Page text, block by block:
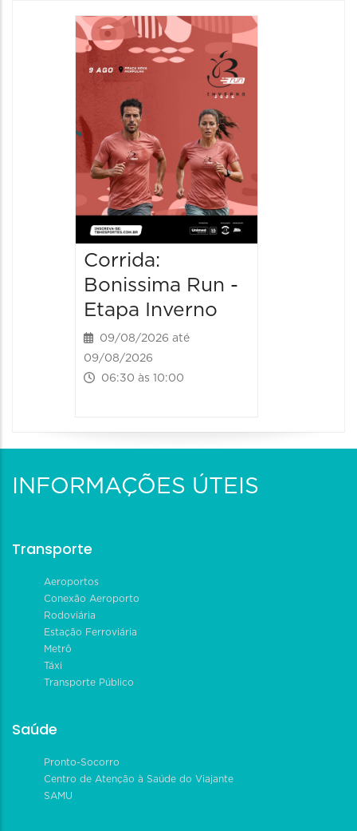
Corrida:
Bonissima Run -
Etapa Inverno
09/08/2026 até
09/08/2026
06:30 às 10:00
INFORMAÇÕES ÚTEIS
Transporte
Aeroportos
Conexão Aeroporto
Rodoviária
Estação Ferroviária
Metrô
Táxi
Transporte Público
Saúde
Pronto-Socorro
Centro de Atenção à Saúde do Viajante
SAMU